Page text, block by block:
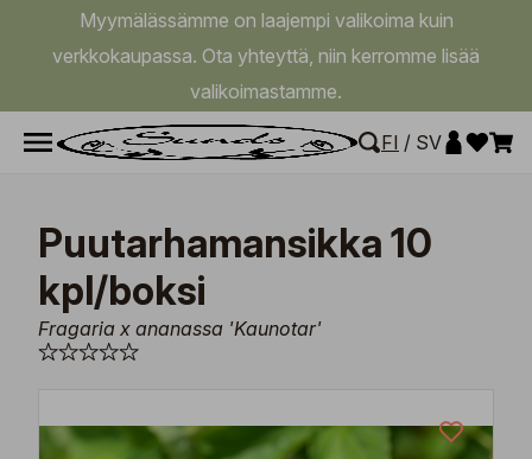
Myymälässämme on laajempi valikoima kuin
verkkokaupassa. Ota yhteyttä, niin kerromme lisää
valikoimastamme.
FI / SV
Puutarhamansikka 10
kpl/boksi
Fragaria x ananassa 'Kaunotar'